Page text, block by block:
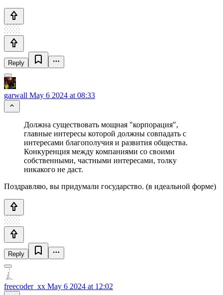
Reply
garwall May 6 2024 at 08:33
Должна существовать мощная "корпорация",
главные интересы которой должны совпадать с
интересами благополучия и развития общества.
Конкуренция между компаниями со своими
собственными, частными интересами, толку
никакого не даст.
Поздравляю, вы придумали государство. (в идеальной форме)
Reply
freecoder_xx May 6 2024 at 12:02